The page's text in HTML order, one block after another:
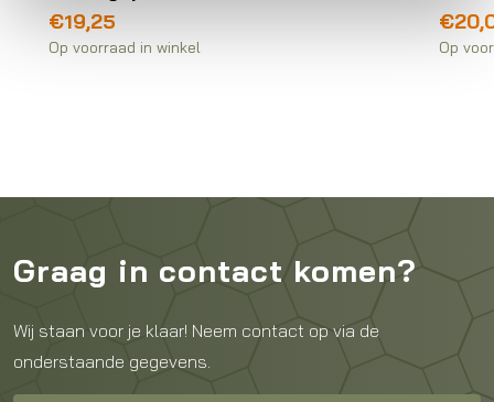
€19,25
Op voorraad in winkel
€
Op
Graag in contact komen?
Wij staan voor je klaar! Neem contact op via de
onderstaande gegevens.